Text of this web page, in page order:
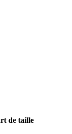
de taille